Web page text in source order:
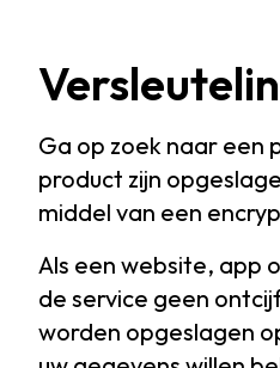
Ga op zoek naar een
product zijn
middel van een
Als een website, app
de service geen
worden opgeslagen